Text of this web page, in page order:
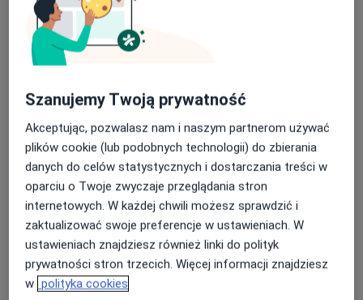
Ortopedia i traumatologia narządu ruchu
Główne obszary pomocy
Palec trzaskający
Zespół de Quervaina
Zwyrodnienie stawów
+9 a11y_sr_more_diseases
Pacjenci których przyjmuję
Dorośli
Rodzaje konsultacji
StacjonarneZobacz lokalizacje (2)
Zdjęcia i filmy
Szanujemy Twoją prywatność
Akceptując, pozwalasz nam i naszym partnerom używać
plików cookie (lub podobnych technologii) do zbierania
danych do celów statystycznych i dostarczania treści w
oparciu o Twoje zwyczaje przeglądania stron
internetowych. W każdej chwili możesz sprawdzić i
zaktualizować swoje preferencje w ustawieniach. W
ustawieniach znajdziesz również linki do polityk
prywatności stron trzecich. Więcej informacji znajdziesz
w polityka cookies